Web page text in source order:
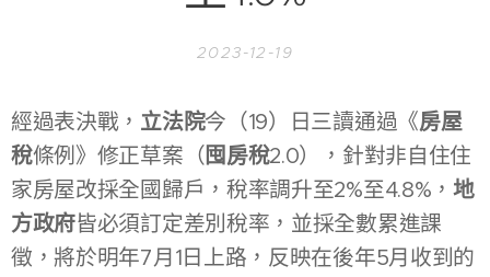
2023-12-19
經過表決戰， 立法院今（19）日三讀通過《房屋
稅條例》修正草案（囤房稅2.0），針對非自住住
家房屋改採全國歸戶，稅率調升至2%至4.8%，地
方政府皆必須訂定差別稅率，並採全數累進課
徵，將於明年7月1日上路，反映在後年5月收到的